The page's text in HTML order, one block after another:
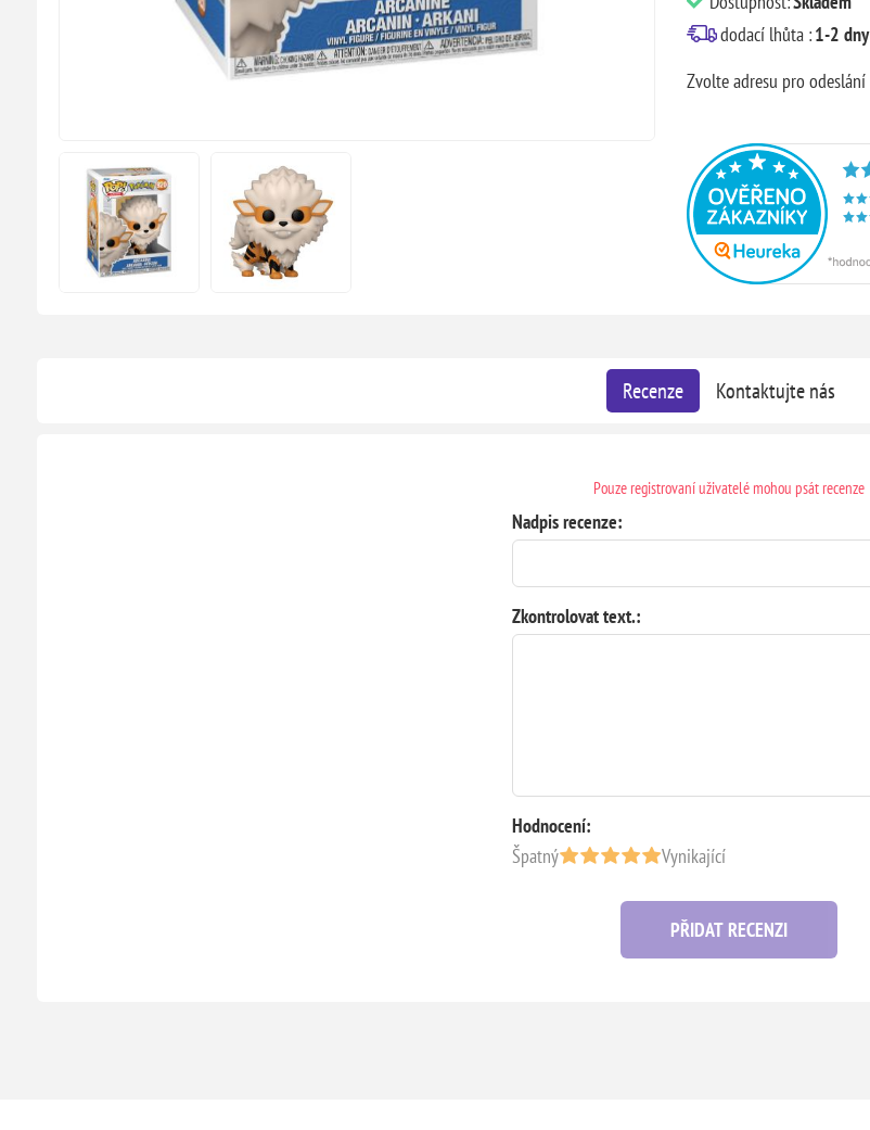
dodací lhůta :1-2 dny
Zvolte adresu pro odeslání
Recenze Kontaktujte nás
Pouze registrovaní uživatelé mohou psát recenze
Nadpis recenze:
Zkontrolovat text.:
Hodnocení:
Špatný
Vynikající
PŘIDAT RECENZI